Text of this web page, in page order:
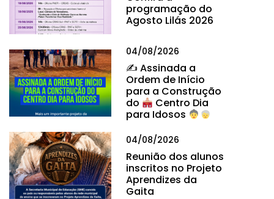
programação do
Agosto Lilás 2026
04/08/2026
✍ Assinada a
Ordem de Início
para a Construção
do
Centro Dia
para Idosos
04/08/2026
Reunião dos alunos
inscritos no Projeto
Aprendizes da
Gaita